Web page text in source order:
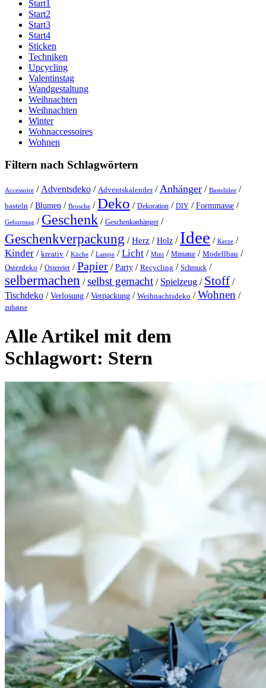
Start1
Start2
Start3
Start4
Sticken
Techniken
Upcycling
Valentinstag
Wandgestaltung
Weihnachten
Weihnachten
Winter
Wohnaccessoires
Wohnen
Filtern nach Schlagwörtern
Accessoire / Adventsdeko / Adventskalender/Anhänger / Bastelidee /
basteln /Blumen / Brosche /Deko / Dekoration / DIY /Formmasse /
Geburtstag / Geschenk / Geschenkanhänger /
Geschenkverpackung /Herz /Holz / Idee / Kerze /
Kinder / kreativ / Küche / Lampe /Licht / Mini / Miniatur / Modellbau /
Osterdeko / Ostereier /Papier /Party / Recycling / Schmuck /
selbermachen /selbst gemacht / Spielzeug / Stoff /
Tischdeko /Verlosung /Verpackung / Weihnachtsdeko /Wohnen /
zuhause
Alle Artikel mit dem
Schlagwort: Stern